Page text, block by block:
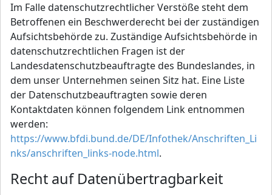
Im Falle datenschutzrechtlicher Verstöße steht dem
Betroffenen ein Beschwerderecht bei der zuständigen
Aufsichtsbehörde zu. Zuständige Aufsichtsbehörde in
datenschutzrechtlichen Fragen ist der
Landesdatenschutzbeauftragte des Bundeslandes, in
dem unser Unternehmen seinen Sitz hat. Eine Liste
der Datenschutzbeauftragten sowie deren
Kontaktdaten können folgendem Link entnommen
werden:
https://www.bfdi.bund.de/DE/Infothek/Anschriften_Li
nks/anschriften_links-node.html.
Recht auf Datenübertragbarkeit